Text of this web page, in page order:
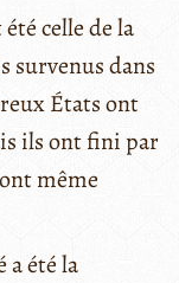
celle de la
survenus dans
États ont
ils ont fini par
même
a été la